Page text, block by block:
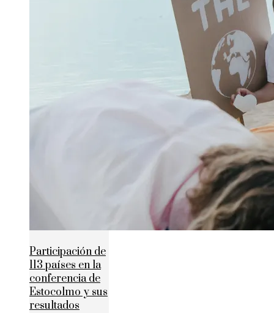
Participación de
113 países en la
conferencia de
Estocolmo y sus
resultados